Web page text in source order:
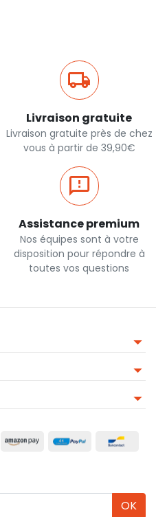
Livraison gratuite
Livraison gratuite près de chez
vous à partir de 39,90€
Assistance premium
Nos équipes sont à votre
disposition pour répondre à
toutes vos questions
OK